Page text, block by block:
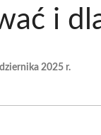
i
2025 r.